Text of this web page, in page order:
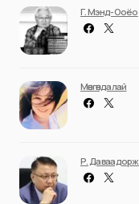
Г. Мэнд-Ооёо
Мөнгөндалай
Р. Даваадорж